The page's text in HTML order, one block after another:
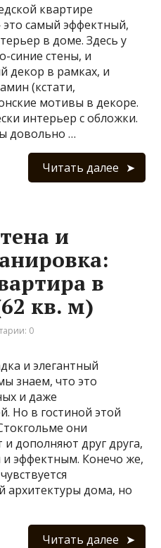
квартире
самый эффектный,
в доме. Здесь у
синие стены, и
декор в рамках, и
(кстати,
мотивы в декоре.
интерьер с обложки.
довольно …
Читать далее
и
в
кв. м)
0
и элегантный
знаем, что это
и даже
Но в гостиной этой
они
дополняют друг друга,
эффектным. Конечо же,
архитектуры дома, но
Читать далее